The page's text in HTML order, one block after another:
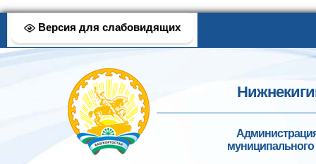
Версия для слабовидящих
муниципального